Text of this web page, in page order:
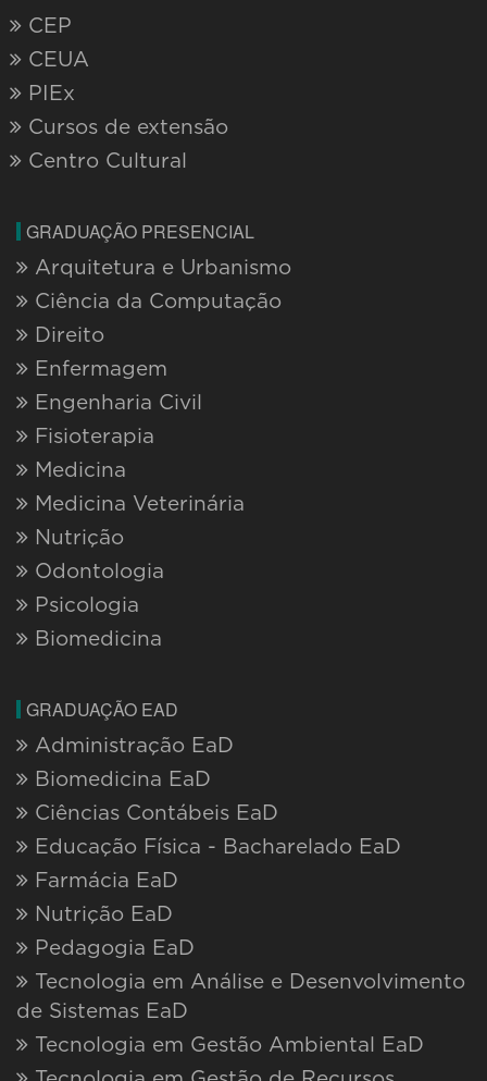
CEP
CEUA
PIEx
Cursos de extensão
Centro Cultural
GRADUAÇÃO PRESENCIAL
Arquitetura e Urbanismo
Ciência da Computação
Direito
Enfermagem
Engenharia Civil
Fisioterapia
Medicina
Medicina Veterinária
Nutrição
Odontologia
Psicologia
Biomedicina
GRADUAÇÃO EAD
Administração EaD
Biomedicina EaD
Ciências Contábeis EaD
Educação Física - Bacharelado EaD
Farmácia EaD
Nutrição EaD
Pedagogia EaD
Tecnologia em Análise e Desenvolvimento
de Sistemas EaD
Tecnologia em Gestão Ambiental EaD